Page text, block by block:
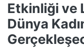
Etkinliği ve
Dünya